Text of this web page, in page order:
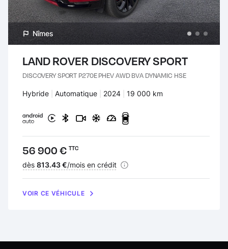
Nîmes
LAND ROVER DISCOVERY SPORT
DISCOVERY SPORT P270E PHEV AWD BVA DYNAMIC HSE
Carburant :
Hybride Transmission :
Automatique Années :
2024 Kilomètres :
19 000 km
Prix :
56 900 € TTC
Financement :
dès 813.43 €/mois en crédit
VOIR CE VÉHICULE